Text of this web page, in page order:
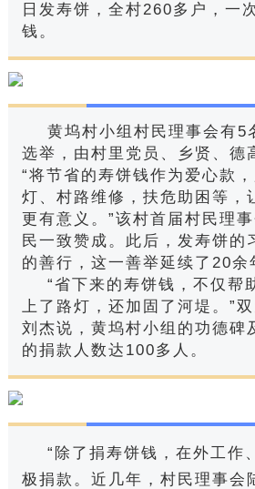
日发寿饼，全村260多户，一
钱。
黄坞村小组村民理事会有5
选举，由村里党员、乡贤、德
“将节省的寿饼钱作为爱心款
灯、村路维修，扶危助困等，
更有意义。”该村首届村民理
民一致赞成。此后，发寿饼的
的善行，这一善举延续了20余
“省下来的寿饼钱，不仅帮
上了路灯，还加固了河堤。”
刘杰说，黄坞村小组的功德碑
的捐款人数达100多人。
“除了捐寿饼钱，在外工作
极捐款。近几年，村民理事会